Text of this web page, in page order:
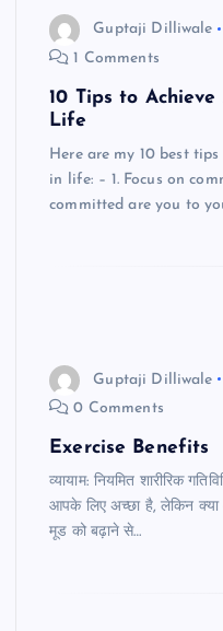
Guptaji Dilliwale
1 Comments
10 Tips to
Life
Here are my 10 best
in life: – 1. Focus on
committed are you to
Guptaji Dilliwale
0 Comments
Exercise Benefits
व्यायाम: नियमित शारीरिक
आपके लिए अच्छा है, लेकिन
मूड को बढ़ाने से…